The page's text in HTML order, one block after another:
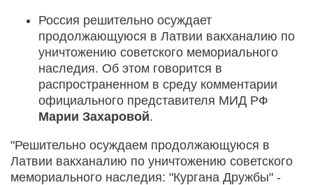
Россия решительно осуждает
продолжающуюся в Латвии вакханалию по
уничтожению советского мемориального
наследия. Об этом говорится в
распространенном в среду комментарии
официального представителя МИД РФ
Марии Захаровой.
"Решительно осуждаем продолжающуюся в
Латвии вакханалию по уничтожению советского
мемориального наследия: "Кургана Дружбы" -